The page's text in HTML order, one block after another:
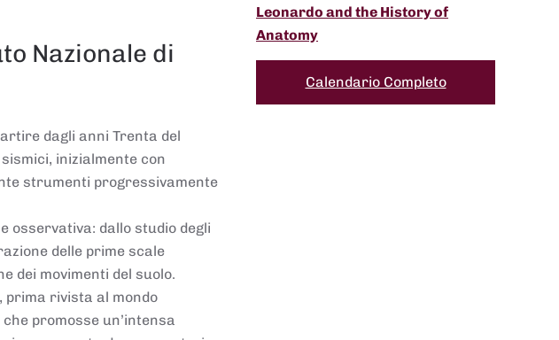
Nazionale di
dagli anni Trenta del
inizialmente con
strumenti progressivamente
osservativa: dallo studio degli
delle prime scale
dei movimenti del suolo.
prima rivista al mondo
promosse un’intensa
Leonardo and the History of
Anatomy
Calendario Completo